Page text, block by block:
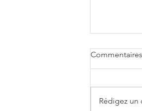
Commentaires
Rédigez un